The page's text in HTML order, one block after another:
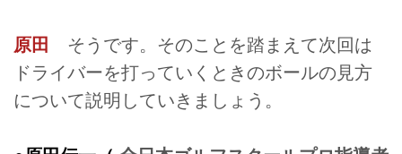
原田
そうです。そのことを踏まえて次回は
ドライバーを打っていくときのボールの見方
について説明していきましょう。